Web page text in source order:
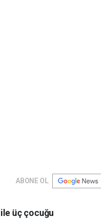
ABONE OL
üç çocuğu